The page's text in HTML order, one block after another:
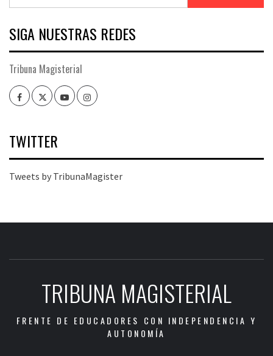
SIGA NUESTRAS REDES
Tribuna Magisterial
FacebookTwitterYoutubeInstagram
TWITTER
Tweets by TribunaMagister
TRIBUNA MAGISTERIAL
FRENTE DE EDUCADORES CON INDEPENDENCIA Y
AUTONOMÍA